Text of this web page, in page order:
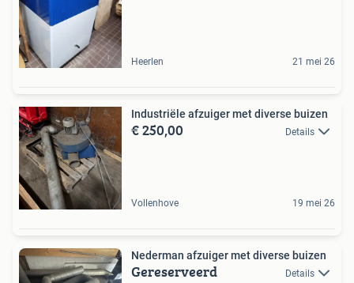
Heerlen 21 mei 26
Industriële afzuiger met diverse buizen
€ 250,00 Details
Vollenhove 19 mei 26
Nederman afzuiger met diverse buizen
Gereserveerd Details